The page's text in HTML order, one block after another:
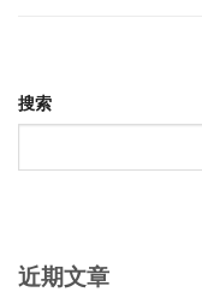
搜索
近期文章